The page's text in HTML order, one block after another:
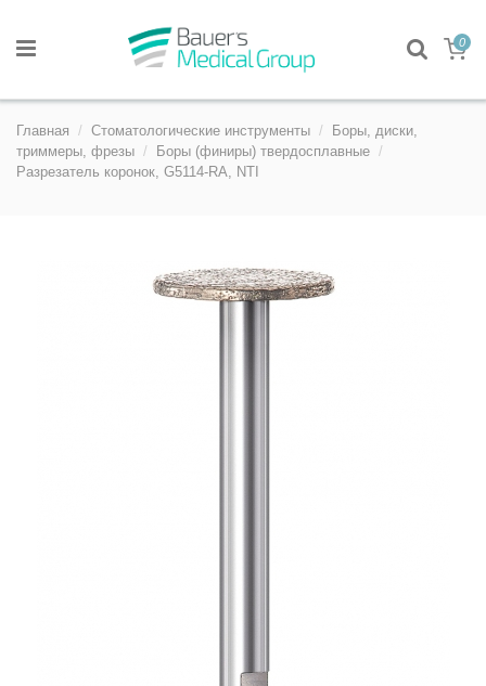
0
Главная Стоматологические инструменты
Боры, диски,
триммеры, фрезы
Боры (финиры) твердосплавные
Разрезатель коронок, G5114-RA, NTI